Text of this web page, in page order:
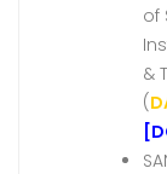
of
&
(